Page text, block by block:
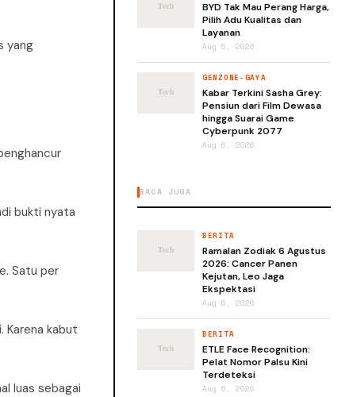
yang
bukti nyata
Satu per
Karena kabut
luas sebagai
BYD Tak Mau Perang Harga,
Pilih Adu Kualitas dan
Layanan
Aug 5, 2026
GENZONE-GAYA
Kabar Terkini Sasha Grey:
Pensiun dari Film Dewasa
hingga Suarai Game
Cyberpunk 2077
Aug 6, 2026
BACA JUGA
BERITA
Ramalan Zodiak 6 Agustus
2026: Cancer Panen
Kejutan, Leo Jaga
Ekspektasi
Aug 6, 2026
BERITA
ETLE Face Recognition:
Pelat Nomor Palsu Kini
Terdeteksi
Aug 6, 2026